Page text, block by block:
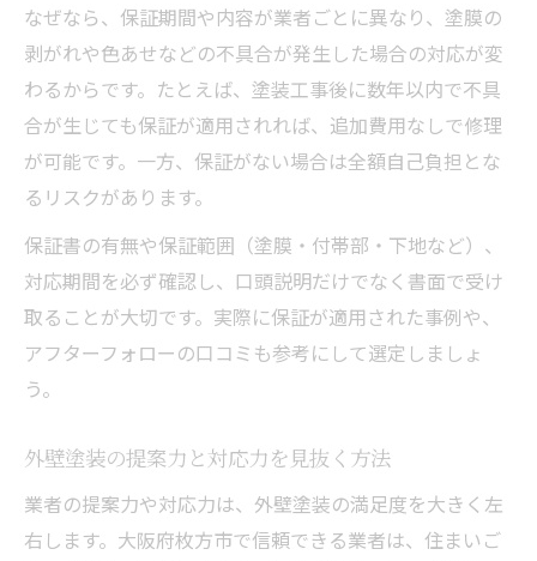
なぜなら、保証期間や内容が業者ごとに異なり、塗膜の
剥がれや色あせなどの不具合が発生した場合の対応が変
わるからです。たとえば、塗装工事後に数年以内で不具
合が生じても保証が適用されれば、追加費用なしで修理
が可能です。一方、保証がない場合は全額自己負担とな
るリスクがあります。
保証書の有無や保証範囲（塗膜・付帯部・下地など）、
対応期間を必ず確認し、口頭説明だけでなく書面で受け
取ることが大切です。実際に保証が適用された事例や、
アフターフォローの口コミも参考にして選定しましょ
う。
外壁塗装の提案力と対応力を見抜く方法
業者の提案力や対応力は、外壁塗装の満足度を大きく左
右します。大阪府枚方市で信頼できる業者は、住まいご